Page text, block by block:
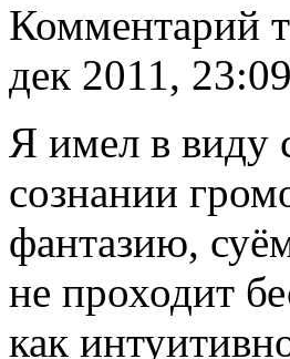
Комментарий
дек 2011, 23:09
Я имел в виду
сознании
фантазию,
не проходит
как